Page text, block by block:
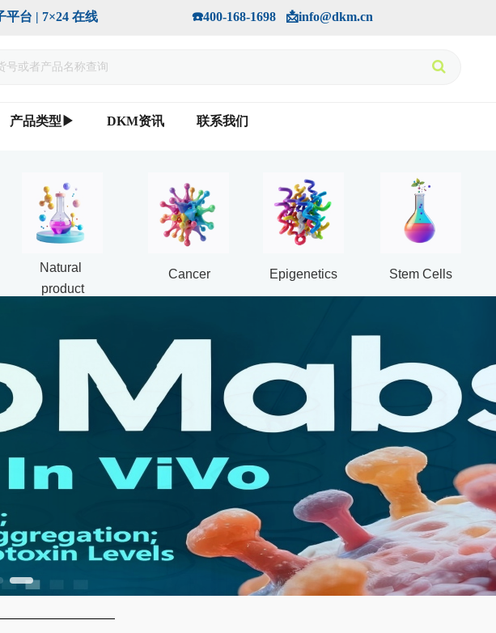
手机版
| 7×24 在线                             ☎️400-168-1698   📩info@dkm.cn
产品类型▶ DKM资讯 联系我们
Natural
product
Cancer Epigenetics Stem Cells